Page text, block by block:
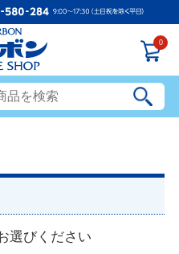
0
選びください